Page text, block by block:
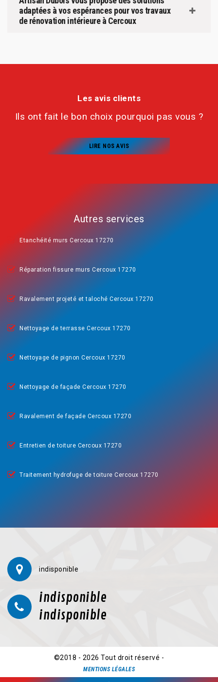
adaptées à vos espérances pour vos travaux
de rénovation intérieure à Cercoux
Les avis clients
Ils ont fait le bon choix pourquoi pas vous ?
LIRE NOS AVIS
Autres services
Etanchéité murs Cercoux 17270
Réparation fissure murs Cercoux 17270
Ravalement projeté et taloché Cercoux 17270
Nettoyage de terrasse Cercoux 17270
Nettoyage de pignon Cercoux 17270
Nettoyage de façade Cercoux 17270
Ravalement de façade Cercoux 17270
Entretien de toiture Cercoux 17270
Traitement hydrofuge de toiture Cercoux 17270
indisponible
indisponible
indisponible
©2018 - 2026 Tout droit réservé -
MENTIONS LÉGALES